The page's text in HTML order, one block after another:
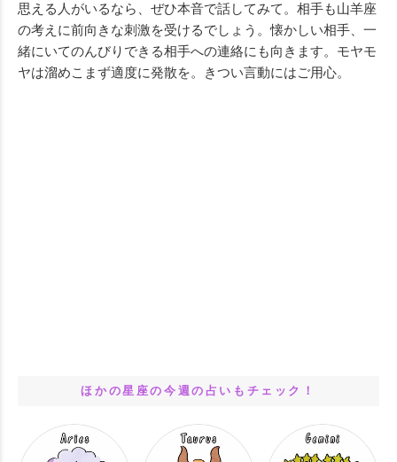
思える人がいるなら、ぜひ本音で話してみて。相手も山羊座
の考えに前向きな刺激を受けるでしょう。懐かしい相手、一
緒にいてのんびりできる相手への連絡にも向きます。モヤモ
ヤは溜めこまず適度に発散を。きつい言動にはご用心。
ほかの星座の今週の占いもチェック！